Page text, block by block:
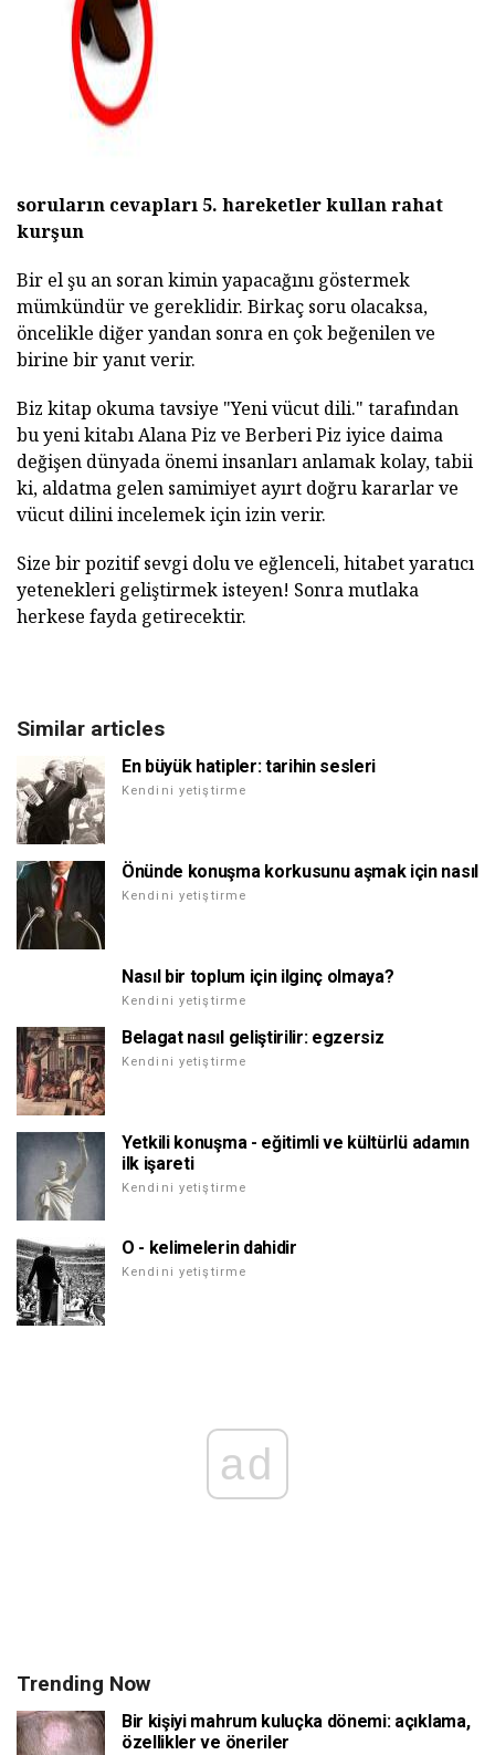
soruların cevapları 5. hareketler kullan rahat
kurşun
Bir el şu an soran kimin yapacağını göstermek
mümkündür ve gereklidir. Birkaç soru olacaksa,
öncelikle diğer yandan sonra en çok beğenilen ve
birine bir yanıt verir.
Biz kitap okuma tavsiye "Yeni vücut dili." tarafından
bu yeni kitabı Alana Piz ve Berberi Piz iyice daima
değişen dünyada önemi insanları anlamak kolay, tabii
ki, aldatma gelen samimiyet ayırt doğru kararlar ve
vücut dilini incelemek için izin verir.
Size bir pozitif sevgi dolu ve eğlenceli, hitabet yaratıcı
yetenekleri geliştirmek isteyen! Sonra mutlaka
herkese fayda getirecektir.
Similar articles
En büyük hatipler: tarihin sesleri
Kendini yetiştirme
Önünde konuşma korkusunu aşmak için nasıl
Kendini yetiştirme
Nasıl bir toplum için ilginç olmaya?
Kendini yetiştirme
Belagat nasıl geliştirilir: egzersiz
Kendini yetiştirme
Yetkili konuşma - eğitimli ve kültürlü adamın
ilk işareti
Kendini yetiştirme
O - kelimelerin dahidir
Kendini yetiştirme
ad
Trending Now
Bir kişiyi mahrum kuluçka dönemi: açıklama,
özellikler ve öneriler